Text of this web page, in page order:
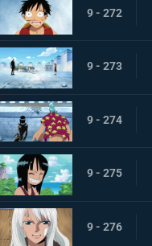
9 - 272
9 - 273
9 - 274
9 - 275
9 - 276